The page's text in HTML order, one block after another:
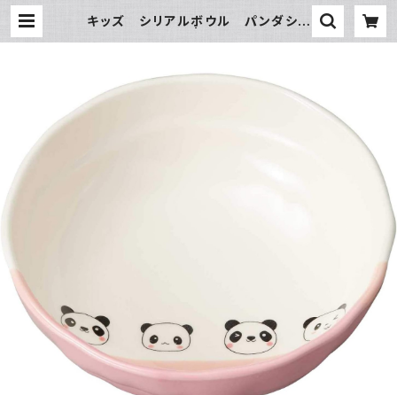
キッズ シリアルボウル パンダシャ